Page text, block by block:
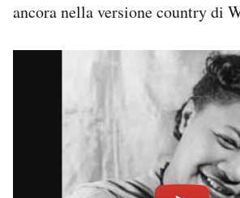
ancora nella versione country di